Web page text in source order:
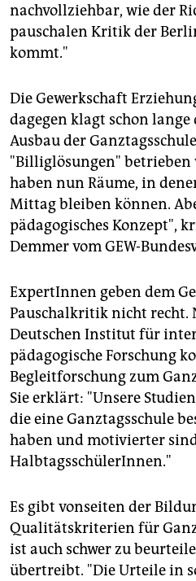
nachvollziehbar, wie der
pauschalen Kritik der
kommt."
Die Gewerkschaft
dagegen klagt schon lange
Ausbau der
"Billiglösungen" betrieben
haben nun Räume, in
Mittag bleiben können.
pädagogisches Konzept",
Demmer vom GEW-
ExpertInnen geben dem
Pauschalkritik nicht recht.
Deutschen Institut für
pädagogische Forschung
Begleitforschung zum
Sie erklärt: "Unsere
die eine Ganztagsschule
haben und motivierter
HalbtagsschülerInnen."
Es gibt vonseiten der
Qualitätskriterien für
ist auch schwer zu
übertreibt. "Die Urteile in